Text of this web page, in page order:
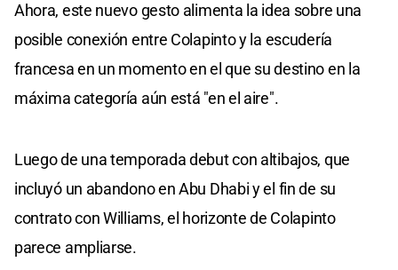
Ahora, este nuevo gesto alimenta la idea sobre una
posible conexión entre Colapinto y la escudería
francesa en un momento en el que su destino en la
máxima categoría aún está "en el aire".
Luego de una temporada debut con altibajos, que
incluyó un abandono en Abu Dhabi y el fin de su
contrato con Williams, el horizonte de Colapinto
parece ampliarse.